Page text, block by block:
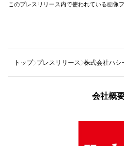
このプレスリリース内で使われている画像
トップ プレスリリース 株式会社ハシ
会社概